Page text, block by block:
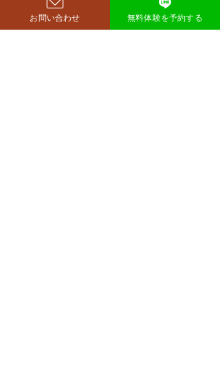
す。 その劇的な変化にオード
リー・若林正恭さんも驚きを
お問い合わせ 無料体験を予約する